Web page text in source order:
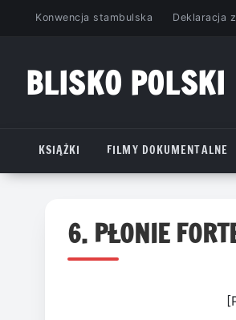
PrzejdźKonwencja stambulska Deklaracja
BLISKO POLSKI
KSIĄŻKI
FILMY DOKUMENTALNE
6. PŁONIE